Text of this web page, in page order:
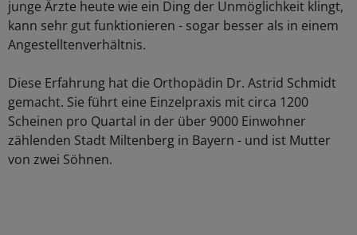
junge Ärzte heute wie ein Ding der Unmöglichkeit klingt,
kann sehr gut funktionieren - sogar besser als in einem
Angestelltenverhältnis.
Diese Erfahrung hat die Orthopädin Dr. Astrid Schmidt
gemacht. Sie führt eine Einzelpraxis mit circa 1200
Scheinen pro Quartal in der über 9000 Einwohner
zählenden Stadt Miltenberg in Bayern - und ist Mutter
von zwei Söhnen.